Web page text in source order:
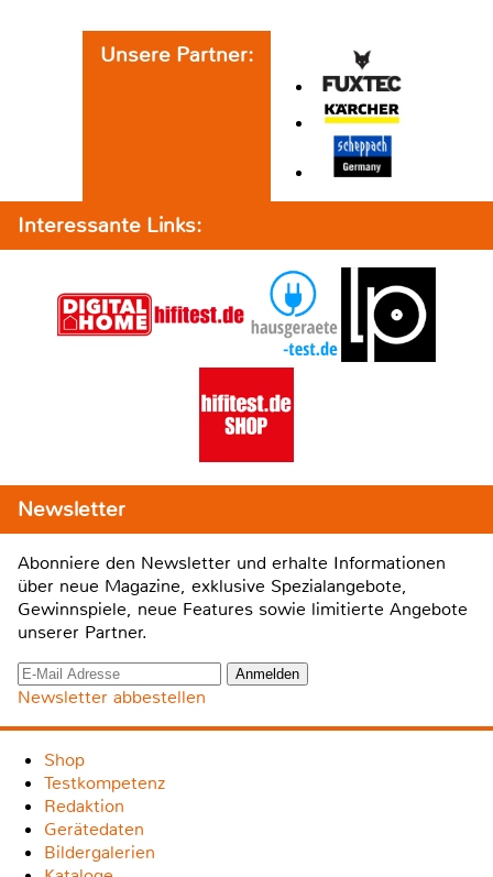
Unsere Partner:
Interessante Links:
Newsletter
Abonniere den Newsletter und erhalte Informationen
über neue Magazine, exklusive Spezialangebote,
Gewinnspiele, neue Features sowie limitierte Angebote
unserer Partner.
Newsletter abbestellen
Shop
Testkompetenz
Redaktion
Gerätedaten
Bildergalerien